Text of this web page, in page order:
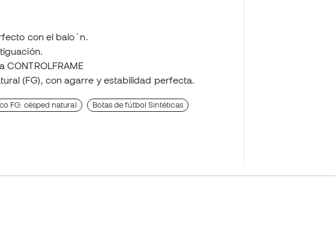
con el balo´n.
(FG), con agarre y estabilidad perfecta.
FG: césped natural Botas de fútbol Sintéticas